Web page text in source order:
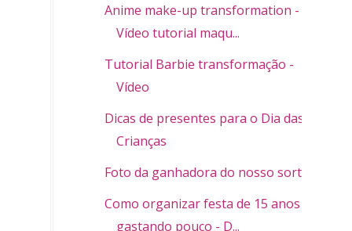
Anime make-up transformation -
Vídeo tutorial maqu...
Tutorial Barbie transformação -
Vídeo
Dicas de presentes para o Dia das
Crianças
Foto da ganhadora do nosso sorteio
Como organizar festa de 15 anos
gastando pouco - D...